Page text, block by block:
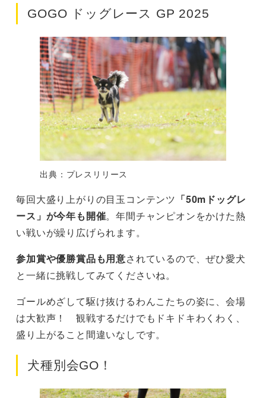
GOGO ドッグレース GP 2025
出典：プレスリリース
毎回大盛り上がりの目玉コンテンツ 「50mドッグレ
ース」が今年も開催。年間チャンピオンをかけた熱
い戦いが繰り広げられます。
参加賞や優勝賞品も用意されているので、ぜひ愛犬
と一緒に挑戦してみてくださいね。
ゴールめざして駆け抜けるわんこたちの姿に、会場
は大歓声！ 観戦するだけでもドキドキわくわく、
盛り上がること間違いなしです。
犬種別会GO！